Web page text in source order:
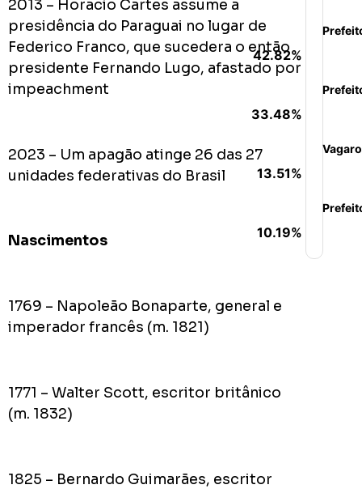
2013 – Horacio Cartes assume a
presidência do Paraguai no lugar de
Federico Franco, que sucedera o então
presidente Fernando Lugo, afastado por
impeachment
2023 – Um apagão atinge 26 das 27
unidades federativas do Brasil
Nascimentos
1769 – Napoleão Bonaparte, general e
imperador francês (m. 1821)
1771 – Walter Scott, escritor britânico
(m. 1832)
1825 – Bernardo Guimarães, escritor
42.82%
33.48%
13.51%
10.19%